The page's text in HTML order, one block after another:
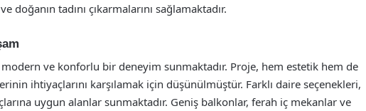
doğanın tadını çıkarmalarını sağlamaktadır.
modern ve konforlu bir deneyim sunmaktadır. Proje, hem estetik hem de
ihtiyaçlarını karşılamak için düşünülmüştür. Farklı daire seçenekleri,
uygun alanlar sunmaktadır. Geniş balkonlar, ferah iç mekanlar ve